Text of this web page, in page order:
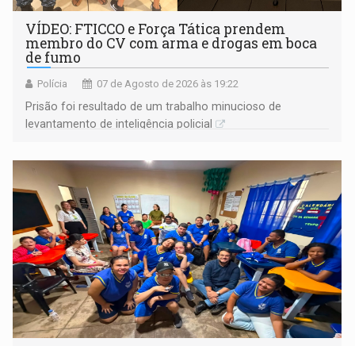
VÍDEO: FTICCO e Força Tática prendem
membro do CV com arma e drogas em boca
de fumo
Polícia 07 de Agosto de 2026 às 19:22
Prisão foi resultado de um trabalho minucioso de
levantamento de inteligência policial